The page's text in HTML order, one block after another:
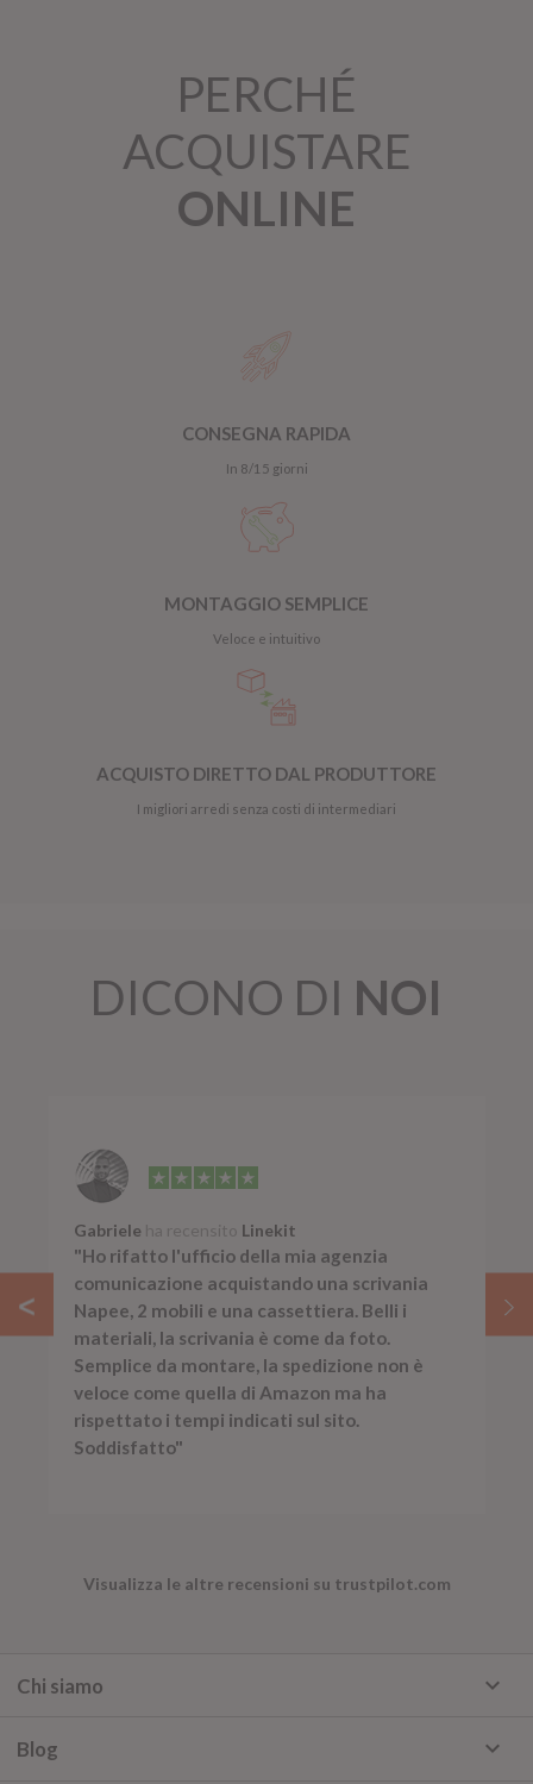
PERCHÉ
ACQUISTARE
ONLINE
CONSEGNA RAPIDA
In 8/15 giorni
MONTAGGIO SEMPLICE
Veloce e intuitivo
ACQUISTO DIRETTO DAL PRODUTTORE
I migliori arredi senza costi di intermediari
DICONO DI NOI
Gabriele ha recensito Linekit
"Ho rifatto l'ufficio della mia agenzia
comunicazione acquistando una scrivania
Napee, 2 mobili e una cassettiera. Belli i
materiali, la scrivania è come da foto.
Semplice da montare, la spedizione non è
veloce come quella di Amazon ma ha
rispettato i tempi indicati sul sito.
Soddisfatto"
Visualizza le altre recensioni su trustpilot.com
Chi siamo keyboard_arrow_down
Blog keyboard_arrow_down